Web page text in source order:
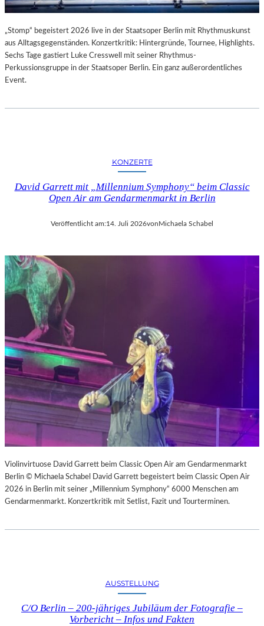
„Stomp“ begeistert 2026 live in der Staatsoper Berlin mit Rhythmuskunst
aus Alltagsgegenständen. Konzertkritik: Hintergründe, Tournee, Highlights.
Sechs Tage gastiert Luke Cresswell mit seiner Rhythmus-
Perkussionsgruppe in der Staatsoper Berlin. Ein ganz außerordentliches
Event.
KONZERTE
David Garrett mit „Millennium Symphony“ beim Classic
Open Air am Gendarmenmarkt in Berlin
Veröffentlicht am:14. Juli 2026vonMichaela Schabel
Violinvirtuose David Garrett beim Classic Open Air am Gendarmenmarkt
Berlin © Michaela Schabel David Garrett begeistert beim Classic Open Air
2026 in Berlin mit seiner „Millennium Symphony“ 6000 Menschen am
Gendarmenmarkt. Konzertkritik mit Setlist, Fazit und Tourterminen.
AUSSTELLUNG
C/O Berlin – 200-jähriges Jubiläum der Fotografie –
Vorbericht – Infos und Fakten